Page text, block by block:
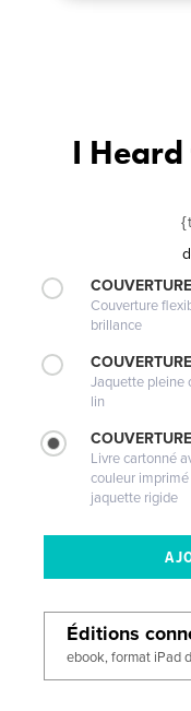
I
Couverture
brillance
Jaquette pleine
lin
Livre cartonné
couleur
jaquette rigide
Éditions
ebook, format iPad